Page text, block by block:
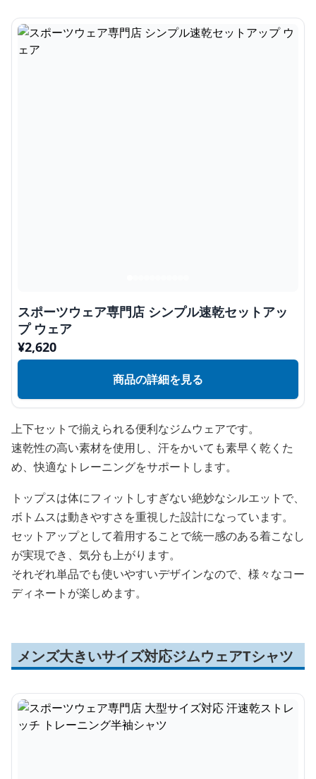
スポーツウェア専門店 シンプル速乾セットアッ
プ ウェア
¥2,620
商品の詳細を見る
上下セットで揃えられる便利なジムウェアです。
速乾性の高い素材を使用し、汗をかいても素早く乾くた
め、快適なトレーニングをサポートします。
トップスは体にフィットしすぎない絶妙なシルエットで、
ボトムスは動きやすさを重視した設計になっています。
セットアップとして着用することで統一感のある着こなし
が実現でき、気分も上がります。
それぞれ単品でも使いやすいデザインなので、様々なコー
ディネートが楽しめます。
メンズ大きいサイズ対応ジムウェアTシャツ